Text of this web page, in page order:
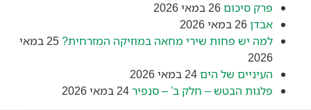
פרק סיכום26 במאי 2026
אבדן26 במאי 2026
למה יש פחות שירי מחאה במוזיקה המזרחית?
25 במאי
2026
העיניים של הים24 במאי 2026
פלגות הבטש – חלק ב' – סנפיר24 במאי 2026